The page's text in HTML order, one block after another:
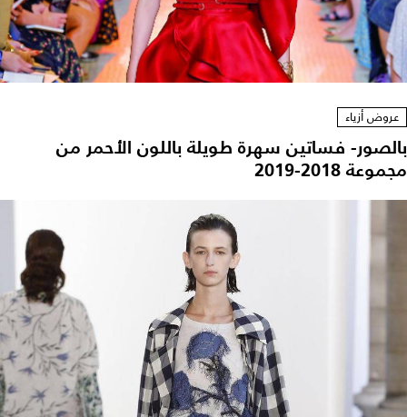
عروض أزياء
بالصور- فساتين سهرة طويلة باللون الأحمر من
مجموعة 2018-2019